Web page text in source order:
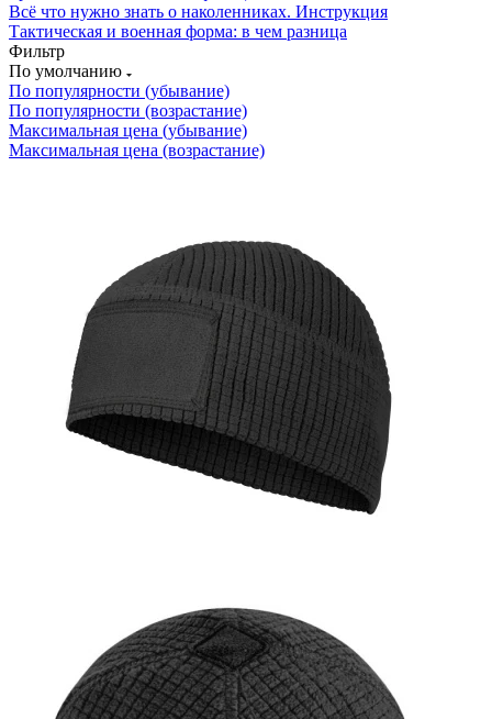
Всё что нужно знать о наколенниках. Инструкция
Тактическая и военная форма: в чем разница
Фильтр
По умолчанию
По популярности (убывание)
По популярности (возрастание)
Максимальная цена (убывание)
Максимальная цена (возрастание)